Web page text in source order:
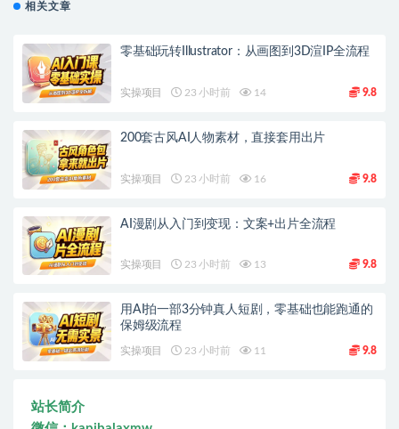
相关文章
零基础玩转Illustrator：从画图到3D渲IP全流程
实操项目 23 小时前 14 9.8
200套古风AI人物素材，直接套用出片
实操项目 23 小时前 16 9.8
AI漫剧从入门到变现：文案+出片全流程
实操项目 23 小时前 13 9.8
用AI拍一部3分钟真人短剧，零基础也能跑通的
保姆级流程
实操项目 23 小时前 11 9.8
站长简介